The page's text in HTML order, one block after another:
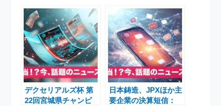
デクセリアルズ杯 第
22回宮城県チャンピ
日本鋳造、JPXほか主
要企業の決算短信：